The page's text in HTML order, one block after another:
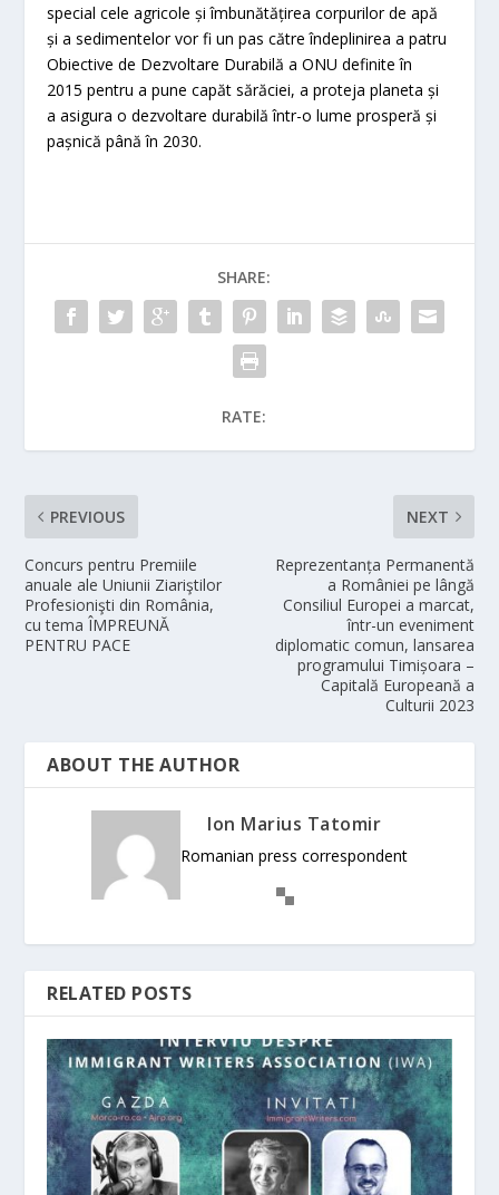
special cele agricole și îmbunătățirea corpurilor de apă
și a sedimentelor vor fi un pas către îndeplinirea a patru
Obiective de Dezvoltare Durabilă a ONU definite în
2015 pentru a pune capăt sărăciei, a proteja planeta și
a asigura o dezvoltare durabilă într-o lume prosperă și
pașnică până în 2030.
SHARE:
RATE:
PREVIOUS
Concurs pentru Premiile
anuale ale Uniunii Ziariştilor
Profesionişti din România,
cu tema ÎMPREUNĂ
PENTRU PACE
NEXT
Reprezentanța Permanentă
a României pe lângă
Consiliul Europei a marcat,
într-un eveniment
diplomatic comun, lansarea
programului Timișoara –
Capitală Europeană a
Culturii 2023
ABOUT THE AUTHOR
Ion Marius Tatomir
Romanian press correspondent
RELATED POSTS